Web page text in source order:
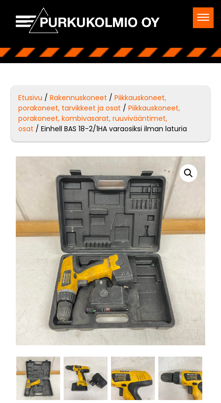
Etusivu /Rakennuskoneet /Piikkauskoneet,
porakoneet, tarvikkeet ja osat /Piikkauskoneet,
porakoneet, kombivasarat, ruuvivääntimet,
osat / Einhell BAS 18-2/1HA varaosiksi ilman laturia